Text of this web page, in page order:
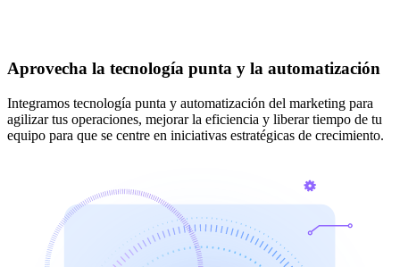
Aprovecha la tecnología punta y la automatización
Integramos tecnología punta y automatización del marketing para
agilizar tus operaciones, mejorar la eficiencia y liberar tiempo de tu
equipo para que se centre en iniciativas estratégicas de crecimiento.